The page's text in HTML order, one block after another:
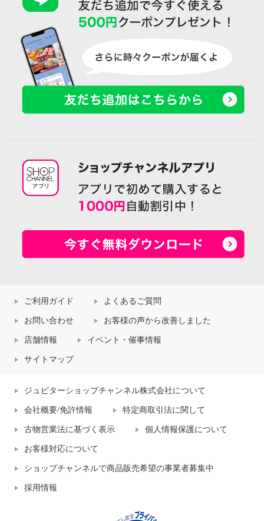
ご利用ガイド よくあるご質問
お問い合わせ お客様の声から改善しました
店舗情報 イベント・催事情報
サイトマップ
ジュピターショップチャンネル株式会社について
会社概要/免許情報 特定商取引法に関して
古物営業法に基づく表示 個人情報保護について
お客様対応について
ショップチャンネルで商品販売希望の事業者募集中
採用情報